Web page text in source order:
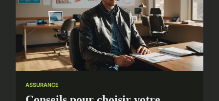
ASSURANCE